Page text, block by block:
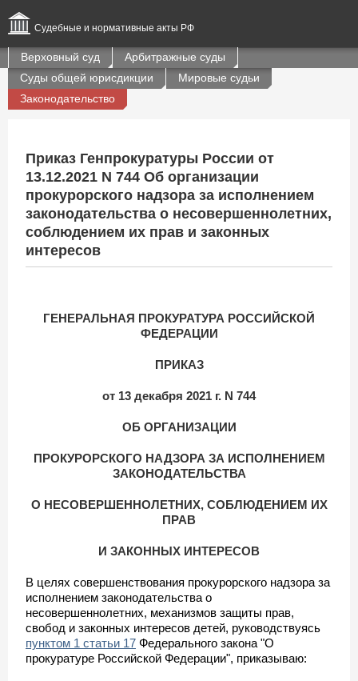
Судебные и нормативные акты РФ
Верховный суд
Арбитражные суды
Суды общей юрисдикции
Мировые судьи
Законодательство
Приказ Генпрокуратуры России от
13.12.2021 N 744 Об организации
прокурорского надзора за исполнением
законодательства о несовершеннолетних,
соблюдением их прав и законных
интересов
ГЕНЕРАЛЬНАЯ ПРОКУРАТУРА РОССИЙСКОЙ
ФЕДЕРАЦИИ
ПРИКАЗ
от 13 декабря 2021 г. N 744
ОБ ОРГАНИЗАЦИИ
ПРОКУРОРСКОГО НАДЗОРА ЗА ИСПОЛНЕНИЕМ
ЗАКОНОДАТЕЛЬСТВА
О НЕСОВЕРШЕННОЛЕТНИХ, СОБЛЮДЕНИЕМ ИХ
ПРАВ
И ЗАКОННЫХ ИНТЕРЕСОВ
В целях совершенствования прокурорского надзора за
исполнением законодательства о
несовершеннолетних, механизмов защиты прав,
свобод и законных интересов детей, руководствуясь
пунктом 1 статьи 17 Федерального закона "О
прокуратуре Российской Федерации", приказываю: